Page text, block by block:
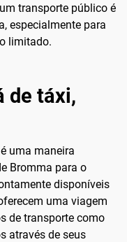
transporte público é
especialmente para
limitado.
de táxi,
uma maneira
Bromma para o
disponíveis
uma viagem
de transporte como
através de seus